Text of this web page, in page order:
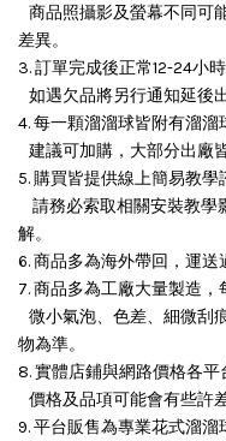
商品照攝影及螢幕不同可
差異。
3. 訂單完成後正常12-24小時
如遇欠品將另行通知延後
4. 每一顆溜溜球皆附有溜溜
建議可加購，大部分出廠
5. 購買皆提供線上簡易教學
請務必索取相關安裝教學
解。
6. 商品多為海外帶回，運送
7. 商品多為工廠大量製造，
微小氣泡、色差、細微刮
物為準。
8. 實體店鋪與網路價格各平
價格及品項可能會有些許
9. 平台販售為專業花式溜